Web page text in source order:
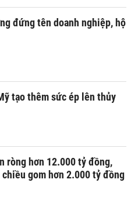
đứng tên doanh nghiệp, hộ
tạo thêm sức ép lên thủy
ròng hơn 12.000 tỷ đồng,
gom hơn 2.000 tỷ đồng